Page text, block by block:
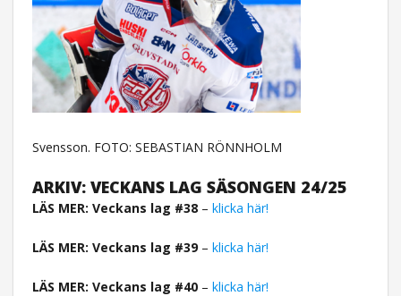
Svensson. FOTO: SEBASTIAN RÖNNHOLM
ARKIV: VECKANS LAG SÄSONGEN 24/25
LÄS MER: Veckans lag #38– klicka här!
LÄS MER: Veckans lag #39– klicka här!
LÄS MER: Veckans lag #40– klicka här!